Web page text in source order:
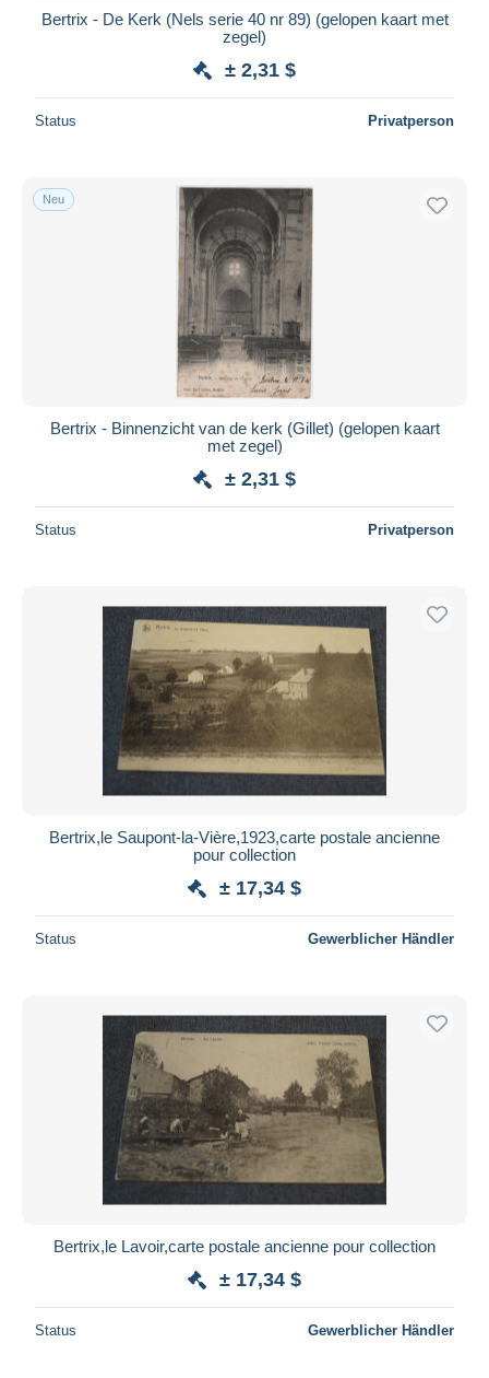
Bertrix - De Kerk (Nels serie 40 nr 89) (gelopen kaart met
zegel)
± 2,31 $
Status Privatperson
Neu
Bertrix - Binnenzicht van de kerk (Gillet) (gelopen kaart
met zegel)
± 2,31 $
Status Privatperson
Bertrix,le Saupont-la-Vière,1923,carte postale ancienne
pour collection
± 17,34 $
Status Gewerblicher Händler
Bertrix,le Lavoir,carte postale ancienne pour collection
± 17,34 $
Status Gewerblicher Händler